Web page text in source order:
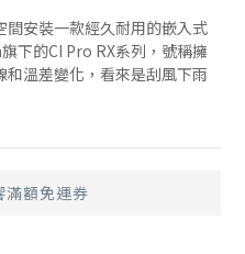
安裝一款經久耐用的嵌入式
下的CI Pro RX系列，號稱擁
溫差變化，看來是刮風下雨
滿額免運券